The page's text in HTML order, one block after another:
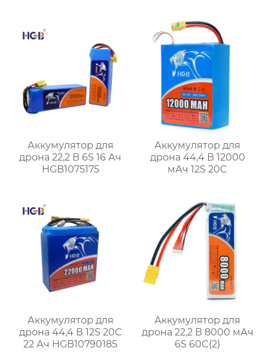
Аккумулятор для
дрона 22,2 В 6S 16 Ач
HGB1075175
Аккумулятор для
дрона 44,4 В 12000
мАч 12S 20C
Аккумулятор для
дрона 44,4 В 12S 20C
22 Ач HGB10790185
Аккумулятор для
дрона 22,2 В 8000 мАч
6S 60C(2)